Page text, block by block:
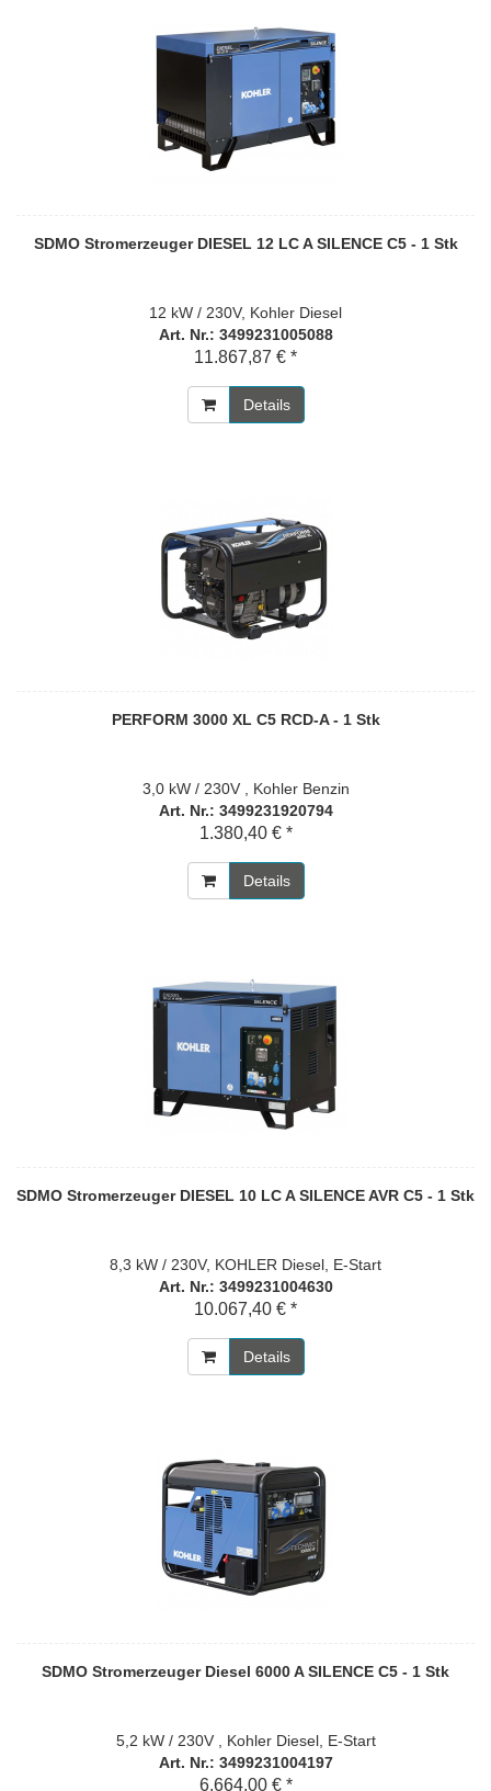
SDMO Stromerzeuger DIESEL 12 LC A SILENCE C5 - 1 Stk
12 kW / 230V, Kohler Diesel
Art. Nr.: 3499231005088
11.867,87 € *
Details
PERFORM 3000 XL C5 RCD-A - 1 Stk
3,0 kW / 230V , Kohler Benzin
Art. Nr.: 3499231920794
1.380,40 € *
Details
SDMO Stromerzeuger DIESEL 10 LC A SILENCE AVR C5 - 1 Stk
8,3 kW / 230V, KOHLER Diesel, E-Start
Art. Nr.: 3499231004630
10.067,40 € *
Details
SDMO Stromerzeuger Diesel 6000 A SILENCE C5 - 1 Stk
5,2 kW / 230V , Kohler Diesel, E-Start
Art. Nr.: 3499231004197
6.664,00 € *